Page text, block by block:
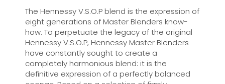
The Hennessy V.S.O.P blend is the expression of
eight generations of Master Blenders know-
how. To perpetuate the legacy of the original
Hennessy V.S.O.P, Hennessy Master Blenders
have constantly sought to create a
completely harmonious blend: it is the
definitive expression of a perfectly balanced